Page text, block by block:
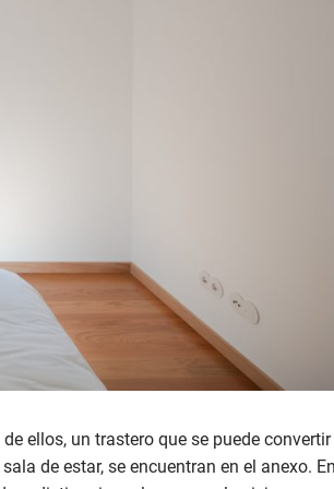
ellos, un trastero que se puede convertir
de estar, se encuentran en el anexo.